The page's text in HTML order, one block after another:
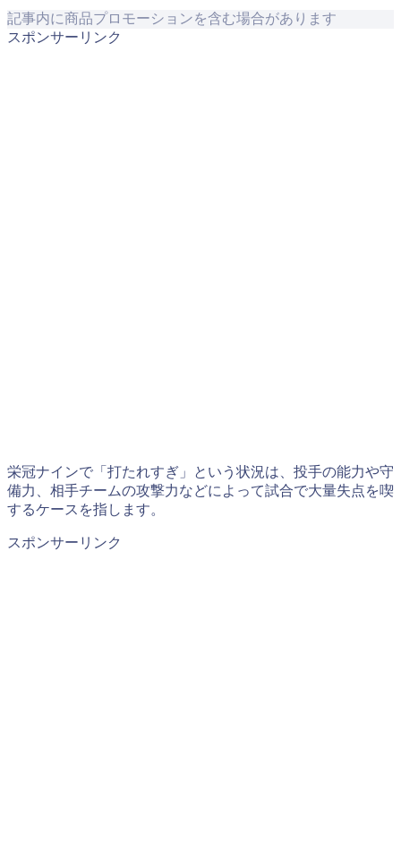
記事内に商品プロモーションを含む場合があります
スポンサーリンク
栄冠ナインで「打たれすぎ」という状況は、投手の能力や守
備力、相手チームの攻撃力などによって試合で大量失点を喫
するケースを指します。​
スポンサーリンク